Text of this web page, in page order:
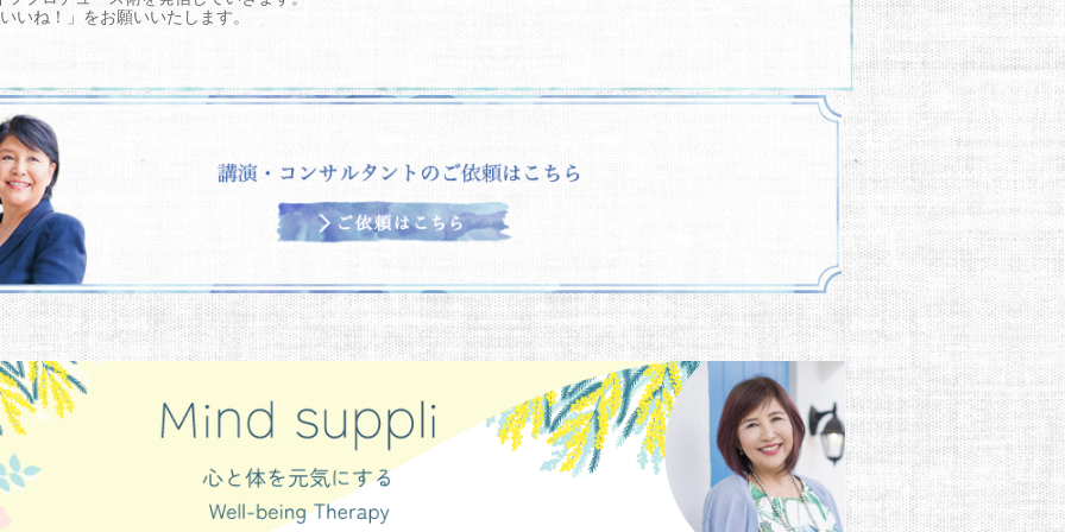
いね！」をお願いいたします。